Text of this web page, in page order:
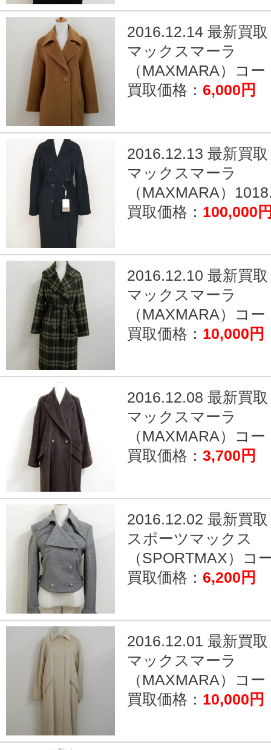
2016.12.14 最新買取
マックスマーラ
（MAXMARA）コ
買取価格： 6,000円
2016.12.13 最新買取
マックスマーラ
（MAXMARA）
買取価格： 100,000
2016.12.10 最新買取
マックスマーラ
（MAXMARA）コ
買取価格： 10,000円
2016.12.08 最新買取
マックスマーラ
（MAXMARA）コ
買取価格： 3,700円
2016.12.02 最新買取
スポーツマックス
（SPORTMAX）コ
買取価格： 6,200円
2016.12.01 最新買取
マックスマーラ
（MAXMARA）コ
買取価格： 10,000円